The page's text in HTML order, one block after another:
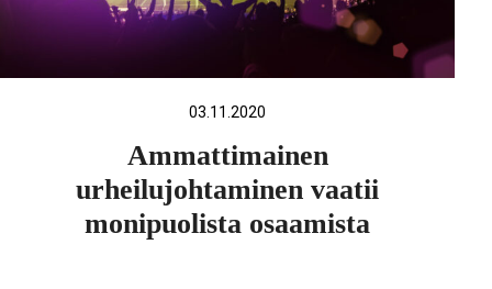
03.11.2020
Ammattimainen
urheilujohtaminen vaatii
monipuolista osaamista